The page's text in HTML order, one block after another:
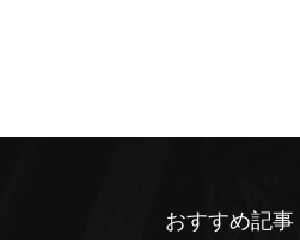
おすすめ記事